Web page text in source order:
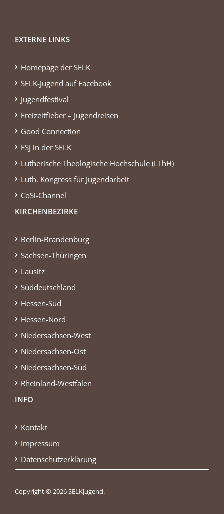
EXTERNE LINKS
Homepage der SELK
SELK-Jugend auf Facebook
Jugendfestival
Freizeitfieber – Jugendreisen
Good Connection
FSJ in der SELK
Lutherische Theologische Hochschule (LThH)
Luth. Kongress für Jugendarbeit
CoSi-Channel
KIRCHENBEZIRKE
Berlin-Brandenburg
Sachsen-Thüringen
Lausitz
Süddeutschland
Hessen-Süd
Hessen-Nord
Niedersachsen-West
Niedersachsen-Ost
Niedersachsen-Süd
Rheinland-Westfalen
INFO
Kontakt
Impressum
Datenschutzerklärung
Copyright © 2026 SELKjugend.